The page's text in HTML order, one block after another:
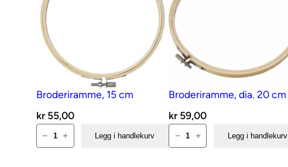
Broderiramme, 15 cm
kr55,00
Broderiramme,
15
− + Legg i handlekurv
Broderiramme, dia. 20 cm
kr59,00
Broderiramme,
dia.
− + Legg i handlekurv